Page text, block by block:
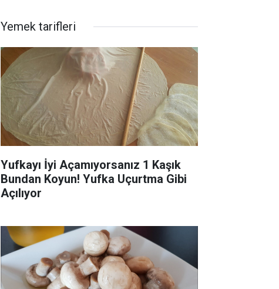
Yemek tarifleri
Yufkayı İyi Açamıyorsanız 1 Kaşık
Bundan Koyun! Yufka Uçurtma Gibi
Açılıyor